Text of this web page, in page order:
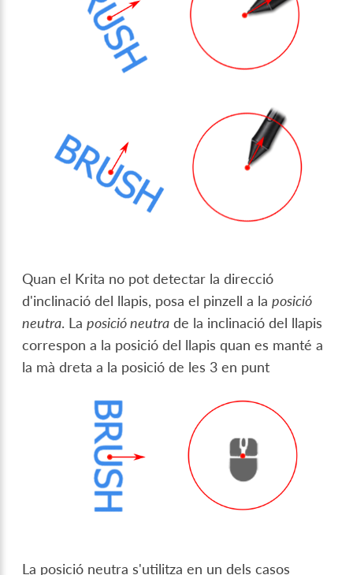
Quan el Krita no pot detectar la direcció
d'inclinació del llapis, posa el pinzell a laposició
neutra. Laposició neutra de la inclinació del llapis
correspon a la posició del llapis quan es manté a
la mà dreta a la posició de les 3 en punt
La posició neutra s'utilitza en un dels casos